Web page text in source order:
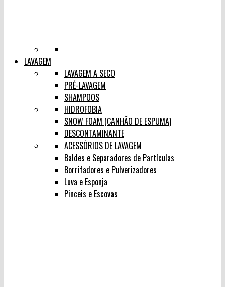
LAVAGEM
LAVAGEM A SECO
PRÉ-LAVAGEM
SHAMPOOS
HIDROFOBIA
SNOW FOAM (CANHÃO DE ESPUMA)
DESCONTAMINANTE
ACESSÓRIOS DE LAVAGEM
Baldes e Separadores de Partículas
Borrifadores e Pulverizadores
Luva e Esponja
Pinceis e Escovas